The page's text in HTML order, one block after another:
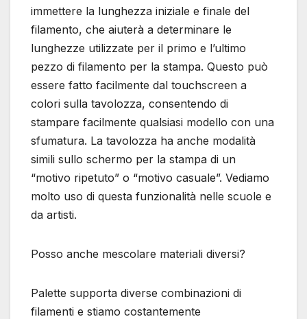
immettere la lunghezza iniziale e finale del
filamento, che aiuterà a determinare le
lunghezze utilizzate per il primo e l’ultimo
pezzo di filamento per la stampa. Questo può
essere fatto facilmente dal touchscreen a
colori sulla tavolozza, consentendo di
stampare facilmente qualsiasi modello con una
sfumatura. La tavolozza ha anche modalità
simili sullo schermo per la stampa di un
“motivo ripetuto” o “motivo casuale”. Vediamo
molto uso di questa funzionalità nelle scuole e
da artisti.
Posso anche mescolare materiali diversi?
Palette supporta diverse combinazioni di
filamenti e stiamo costantemente